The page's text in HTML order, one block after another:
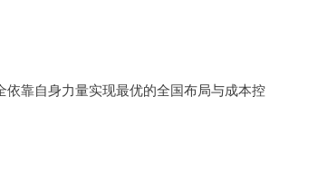
靠自身力量实现最优的全国布局与成本控